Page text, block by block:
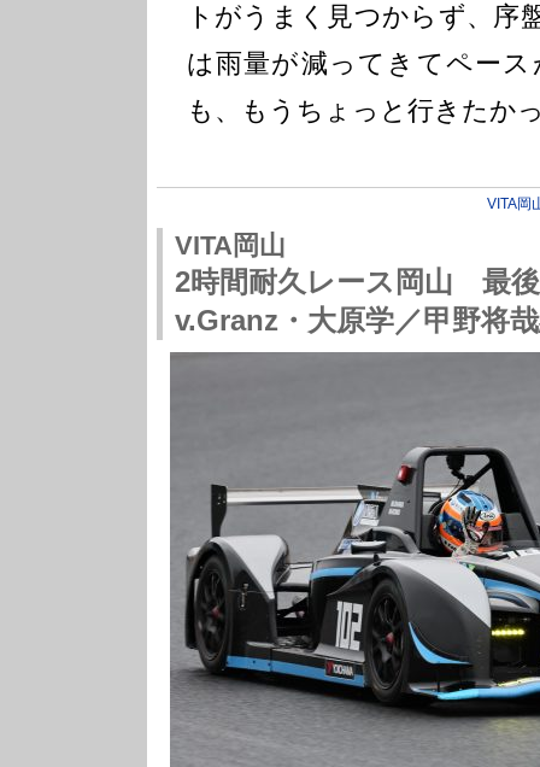
トがうまく見つからず、序
は雨量が減ってきてペー
も、もうちょっと行きたか
VITA岡
VITA岡山
2時間耐久レース岡山 最
v.Granz・大原学／甲野将